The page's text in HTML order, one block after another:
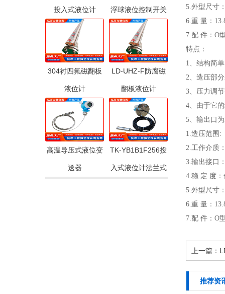
投入式液位计 浮球液位控制开关
304衬四氟磁翻板
液位计
LD-UHZ-F防腐磁
翻板液位计
高温导压式液位变
送器
TK-YB1B1F256投
入式液位计法兰式
5.外型尺寸
6.重 量：
7.配 件：O
特点：
1、结构简
2、造压部
3、压力调
4、由于它
5、输出口
1.造压范围:
2.工作介质
3.输出接口
4.稳 定 度：
5.外型尺寸
6.重 量：
7.配 件：O
上一篇：
推荐资